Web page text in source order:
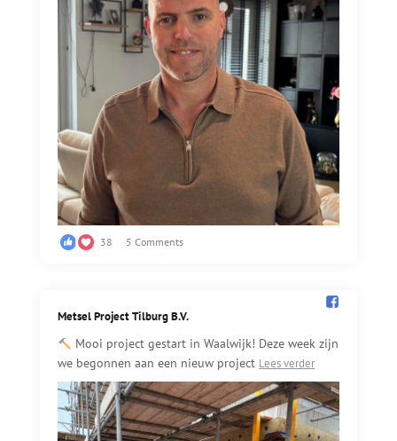
38 5 Comments
Metsel Project Tilburg B.V.️
Mooi project gestart in Waalwijk! Deze week zijn
we begonnen aan een nieuw project Lees verder